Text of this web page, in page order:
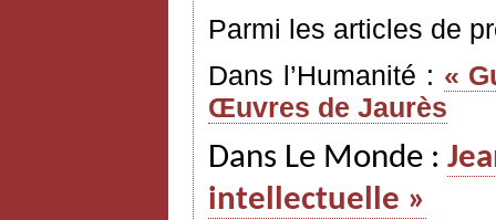
Parmi les articles de
Dans l’Humanité : «
Œuvres de Jaurès
Dans Le Monde :
intellectuelle »